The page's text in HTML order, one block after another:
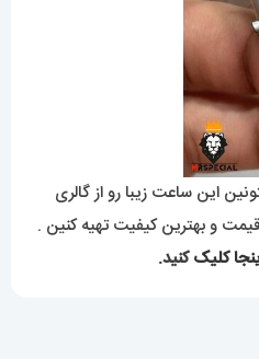
این ساعت زیبا رو از گالری
و بهترین کیفیت تهیه کنین .
کلیککنید.